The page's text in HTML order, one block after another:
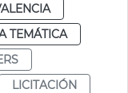
TEMÁTICA
LICITACIÓN